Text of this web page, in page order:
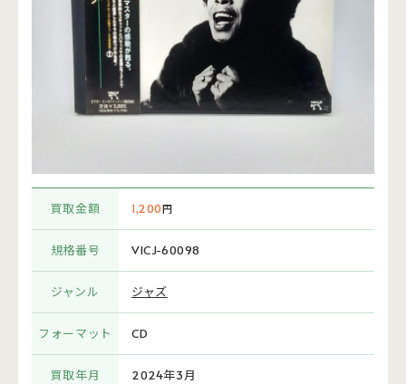
買取金額 1,200円
規格番号 VICJ-60098
ジャンル ジャズ
フォーマット CD
買取年月 2024年3月